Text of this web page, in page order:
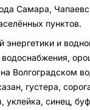
Самара,
пунктов.
и
Волгоградском
густера,
синец,